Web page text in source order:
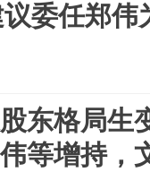
委任郑
东格局生
等增持，